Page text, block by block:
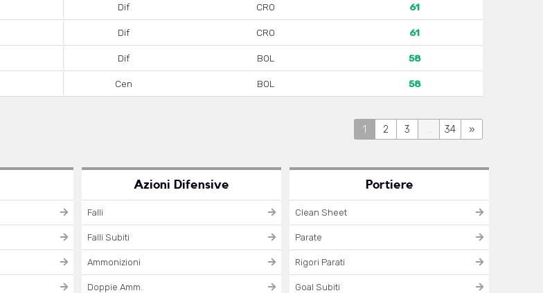
Dif CRO 61
Dif CRO 61
Dif BOL 58
Cen BOL 58
1 2 3 ... 34 »
Azioni Difensive
Falli
Falli Subiti
Ammonizioni
Doppie Amm.
Portiere
Clean Sheet
Parate
Rigori Parati
Goal Subiti